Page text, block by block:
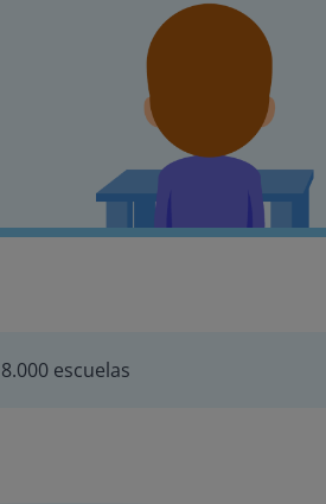
8.000 escuelas